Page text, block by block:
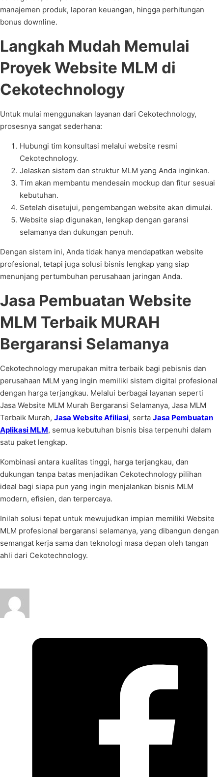
manajemen produk, laporan keuangan, hingga perhitungan
bonus downline.
Langkah Mudah Memulai
Proyek Website MLM di
Cekotechnology
Untuk mulai menggunakan layanan dari Cekotechnology,
prosesnya sangat sederhana:
Hubungi tim konsultasi melalui website resmi
Cekotechnology.
Jelaskan sistem dan struktur MLM yang Anda inginkan.
Tim akan membantu mendesain mockup dan fitur sesuai
kebutuhan.
Setelah disetujui, pengembangan website akan dimulai.
Website siap digunakan, lengkap dengan garansi
selamanya dan dukungan penuh.
Dengan sistem ini, Anda tidak hanya mendapatkan website
profesional, tetapi juga solusi bisnis lengkap yang siap
menunjang pertumbuhan perusahaan jaringan Anda.
Jasa Pembuatan Website
MLM Terbaik MURAH
Bergaransi Selamanya
Cekotechnology merupakan mitra terbaik bagi pebisnis dan
perusahaan MLM yang ingin memiliki sistem digital profesional
dengan harga terjangkau. Melalui berbagai layanan seperti
Jasa Website MLM Murah Bergaransi Selamanya, Jasa MLM
Terbaik Murah, Jasa Website Afiliasi, serta Jasa Pembuatan
Aplikasi MLM, semua kebutuhan bisnis bisa terpenuhi dalam
satu paket lengkap.
Kombinasi antara kualitas tinggi, harga terjangkau, dan
dukungan tanpa batas menjadikan Cekotechnology pilihan
ideal bagi siapa pun yang ingin menjalankan bisnis MLM
modern, efisien, dan terpercaya.
Inilah solusi tepat untuk mewujudkan impian memiliki Website
MLM profesional bergaransi selamanya, yang dibangun dengan
semangat kerja sama dan teknologi masa depan oleh tangan
ahli dari Cekotechnology.